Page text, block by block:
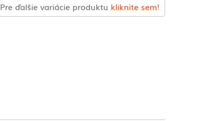
Pre ďalšie variácie produktu kliknite sem!